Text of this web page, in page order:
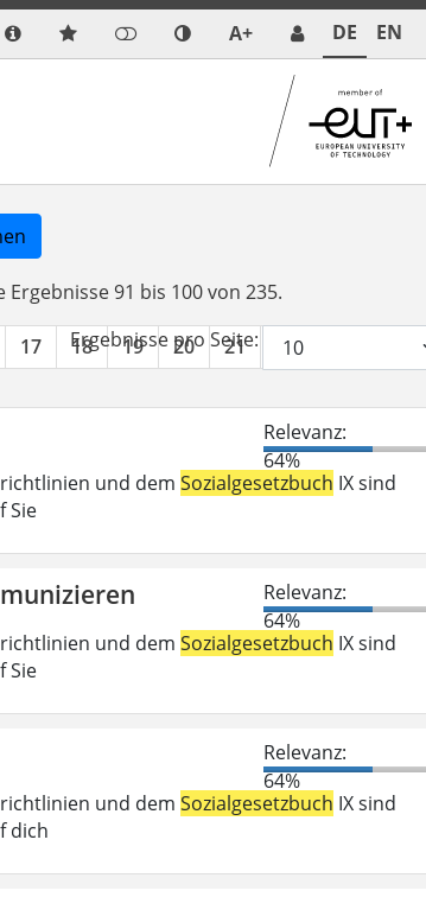
A+ DE EN
Ergebnisse 91 bis 100 von 235.
17 18 19 20 21 22
Ergebnisse pro Seite:
Relevanz:
64%
und dem Sozialgesetzbuch IX sind
Sie
Relevanz:
64%
und dem Sozialgesetzbuch IX sind
Sie
Relevanz:
64%
und dem Sozialgesetzbuch IX sind
dich